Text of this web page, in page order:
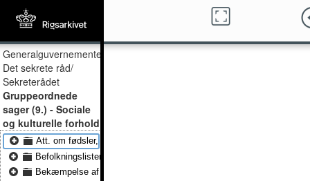
Generalguvernementet,
Det sekrete råd/
Sekreterådet
Gruppeordnede
sager (9.) - Sociale
og kulturelle forhold
Att. om fødsler, vielser & dødsfald i ref. jødiske 1868 - 1882
Befolkningslister over frie samt slaver på St. Jan 1835
Bekæmpelse af hvid slavehandel & utugtige skrifter 1904 - 1916